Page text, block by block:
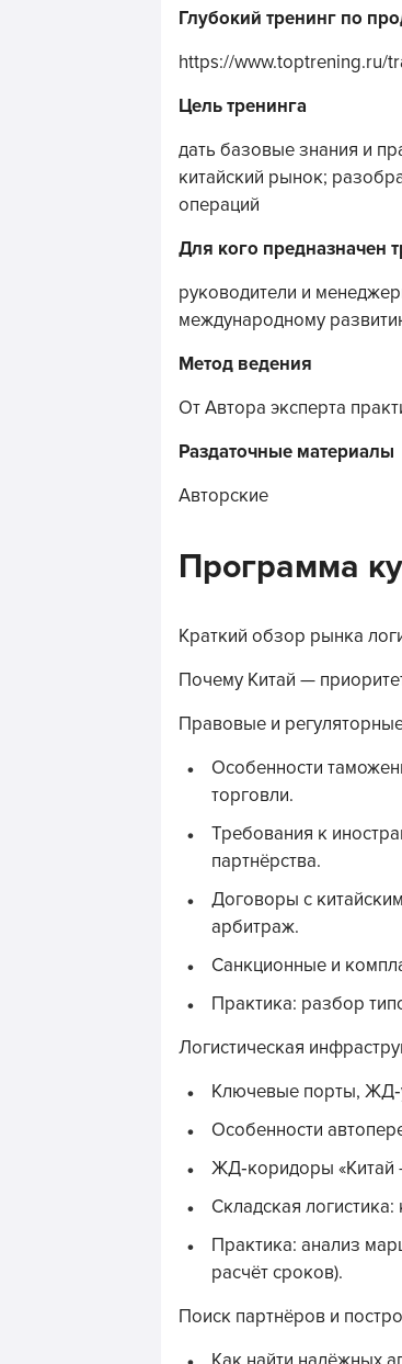
Глубокий тренинг по
https://www.toptrening.ru/
Цель тренинга
дать базовые знания и
китайский рынок;
операций
Для кого предназначен
руководители и
международному
Метод ведения
От Автора эксперта
Раздаточные материалы
Авторские
Программа
Краткий обзор рынка
Почему Китай —
Правовые и
Особенности
торговли.
Требования к
партнёрства.
Договоры с
арбитраж.
Санкционные и
Практика: разбор
Логистическая
Ключевые порты,
Особенности
ЖД‑коридоры «Китай
Складская
Практика: анализ
расчёт сроков).
Поиск партнёров и